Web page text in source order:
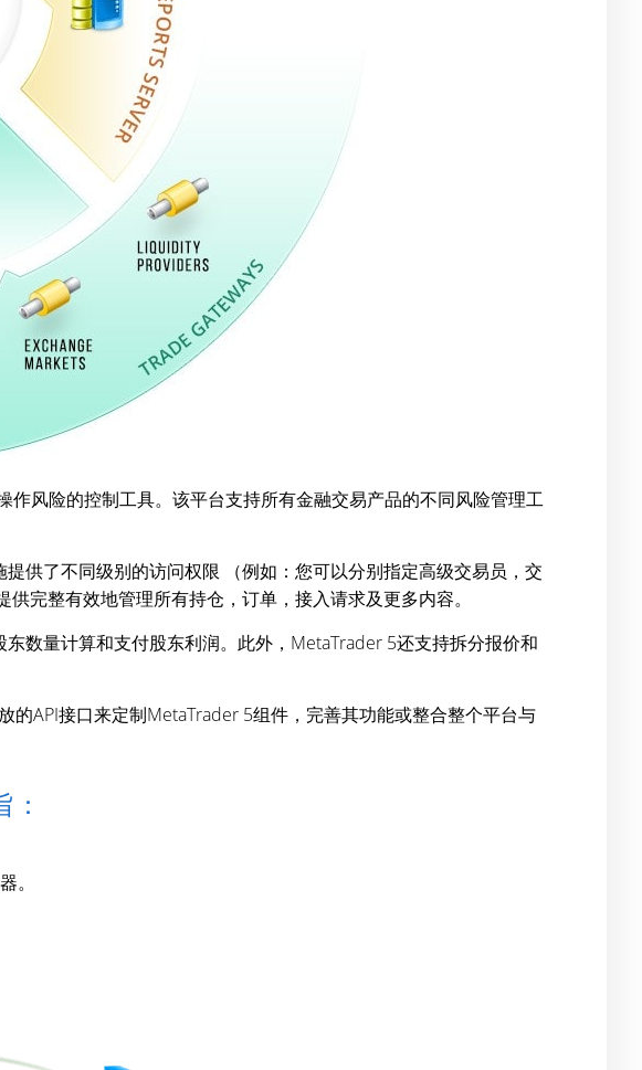
风险的控制工具。该平台支持所有金融交易产品的不同风险管理工
供了不同级别的访问权限 （例如：您可以分别指定高级交易员，交
完整有效地管理所有持仓，订单，接入请求及更多内容。
数量计算和支付股东利润。此外，MetaTrader 5还支持拆分报价和
API接口来定制MetaTrader 5组件，完善其功能或整合整个平台与
。